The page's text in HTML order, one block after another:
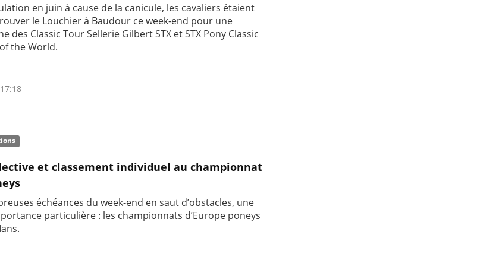
en juin à cause de la canicule, les cavaliers étaient
le Louchier à Baudour ce week-end pour une
des Classic Tour Sellerie Gilbert STX et STX Pony Classic
the World.
et classement individuel au championnat
échéances du week-end en saut d’obstacles, une
particulière : les championnats d’Europe poneys